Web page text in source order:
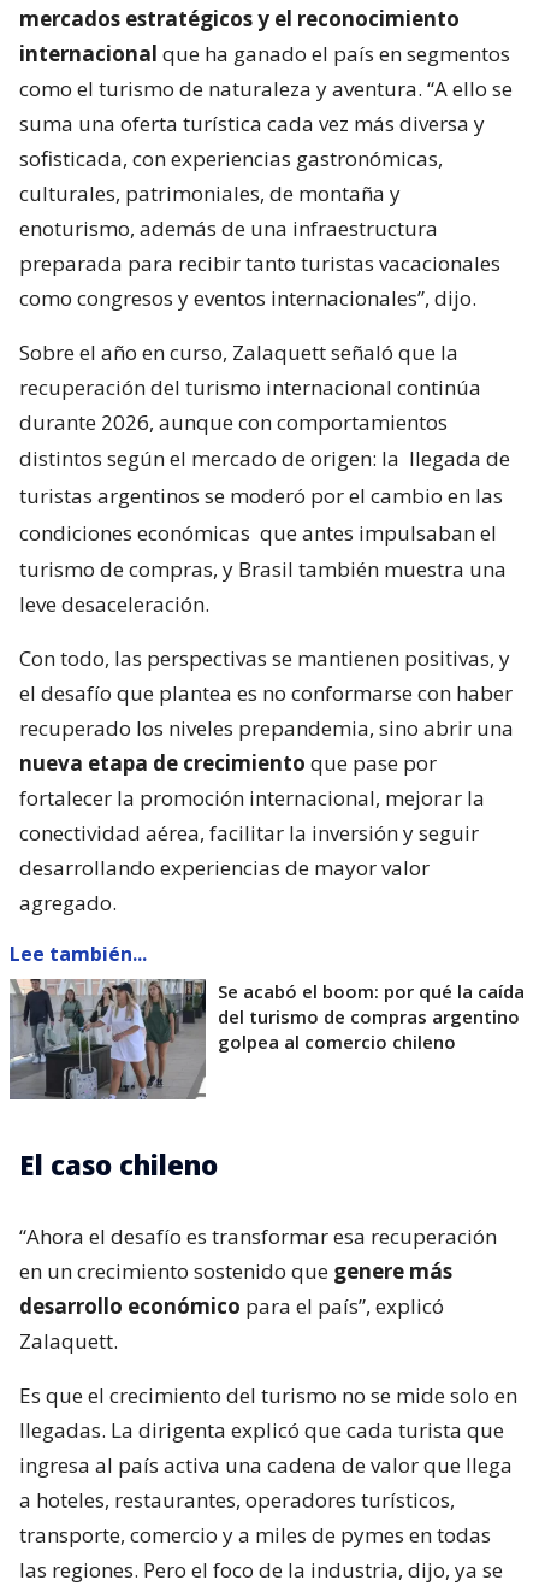
mercados estratégicos y el reconocimiento
internacional que ha ganado el país en segmentos
como el turismo de naturaleza y aventura. “A ello se
suma una oferta turística cada vez más diversa y
sofisticada, con experiencias gastronómicas,
culturales, patrimoniales, de montaña y
enoturismo, además de una infraestructura
preparada para recibir tanto turistas vacacionales
como congresos y eventos internacionales”, dijo.
Sobre el año en curso, Zalaquett señaló que la
recuperación del turismo internacional continúa
durante 2026, aunque con comportamientos
distintos según el mercado de origen: la llegada de
turistas argentinos se moderó por el cambio en las
condiciones económicas que antes impulsaban el
turismo de compras, y Brasil también muestra una
leve desaceleración.
Con todo, las perspectivas se mantienen positivas, y
el desafío que plantea es no conformarse con haber
recuperado los niveles prepandemia, sino abrir una
nueva etapa de crecimiento que pase por
fortalecer la promoción internacional, mejorar la
conectividad aérea, facilitar la inversión y seguir
desarrollando experiencias de mayor valor
agregado.
Lee también...
Se acabó el boom: por qué la caída
del turismo de compras argentino
golpea al comercio chileno
El caso chileno
“Ahora el desafío es transformar esa recuperación
en un crecimiento sostenido que genere más
desarrollo económico para el país”, explicó
Zalaquett.
Es que el crecimiento del turismo no se mide solo en
llegadas. La dirigenta explicó que cada turista que
ingresa al país activa una cadena de valor que llega
a hoteles, restaurantes, operadores turísticos,
transporte, comercio y a miles de pymes en todas
las regiones. Pero el foco de la industria, dijo, ya se